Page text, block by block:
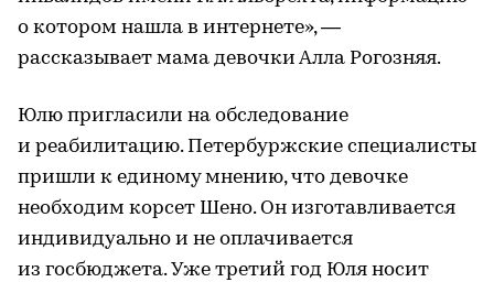
о котором нашла в интернете», —
рассказывает мама девочки Алла Рогозняя.
Юлю пригласили на обследование
и реабилитацию. Петербуржские специалисты
пришли к единому мнению, что девочке
необходим корсет Шено. Он изготавливается
индивидуально и не оплачивается
из госбюджета. Уже третий год Юля носит